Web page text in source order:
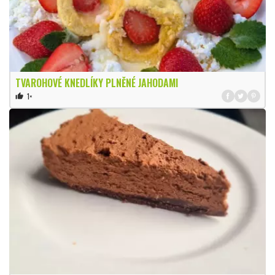
TVAROHOVÉ KNEDLÍKY PLNĚNÉ JAHODAMI
thumb_up 1×